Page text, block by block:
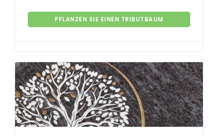
PFLANZEN SIE EINEN TRIBUTBAUM